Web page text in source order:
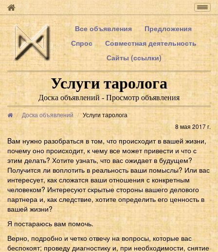
Все объявления
Предложения
Спрос
Совместная деятельность
Сайты (ссылки)
Услуги таролога
Доска объявлений - Просмотр объявления
Доска объявлений
Услуги таролога
8 мая 2017 г.
Bам нужно разобраться в том, что происходит в вашей жизни,
почему оно происходит, к чему все может привести и что с
этим делать? Хотите узнать, что вас ожидает в будущем?
Получится ли воплотить в реальность ваши помыслы? Или вас
интересует, как сложатся ваши отношения с конкретным
человеком? Интересуют скрытые стороны вашего делового
партнера и, как следствие, хотите определить его ценность в
вашей жизни?
Я постараюсь вам помочь.
Верно, подробно и четко отвечу на вопросы, которые вас
беспокоят; проведу диагностику и, при необходимости, снятие